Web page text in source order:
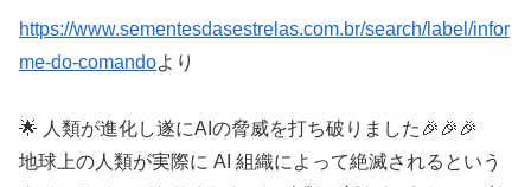
https://www.sementesdasestrelas.com.br/search/label/infor
me-do-comandoより
🌟 人類が進化し遂にAIの脅威を打ち破りました🎉🎉🎉
地球上の人類が実際に AI 組織によって絶滅されるという